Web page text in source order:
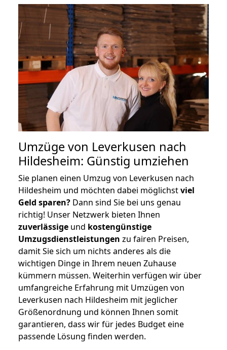
Umzüge von Leverkusen nach
Hildesheim: Günstig umziehen
Sie planen einen Umzug von Leverkusen nach
Hildesheim und möchten dabei möglichstviel
Geld sparen? Dann sind Sie bei uns genau
richtig! Unser Netzwerk bieten Ihnen
zuverlässige und kostengünstige
Umzugsdienstleistungen zu fairen Preisen,
damit Sie sich um nichts anderes als die
wichtigen Dinge in Ihrem neuen Zuhause
kümmern müssen. Weiterhin verfügen wir über
umfangreiche Erfahrung mit Umzügen von
Leverkusen nach Hildesheim mit jeglicher
Größenordnung und können Ihnen somit
garantieren, dass wir für jedes Budget eine
passende Lösung finden werden.